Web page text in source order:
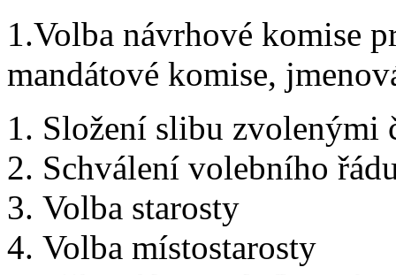
1.Volba návrhové komise
mandátové komise,
Složení slibu zvolenými
Schválení volebního
Volba starosty
Volba místostarosty